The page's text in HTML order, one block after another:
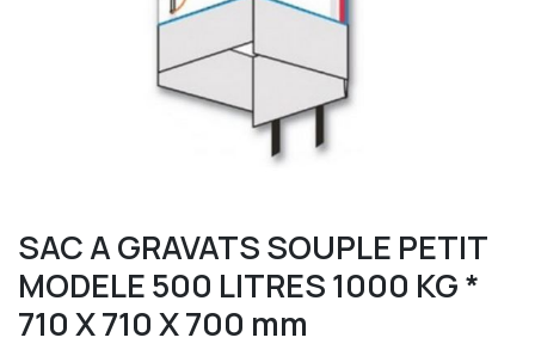
SAC A GRAVATS SOUPLE PETIT
MODELE 500 LITRES 1000 KG *
710 X 710 X 700 mm